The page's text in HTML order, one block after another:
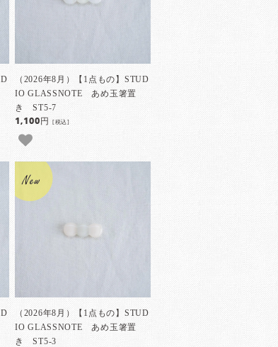
（2026年8月）【1点もの】STUD
IO GLASSNOTE あめ玉箸置
き ST5-7
1,100円[税込]
（2026年8月）【1点もの】STUD
IO GLASSNOTE あめ玉箸置
き ST5-3